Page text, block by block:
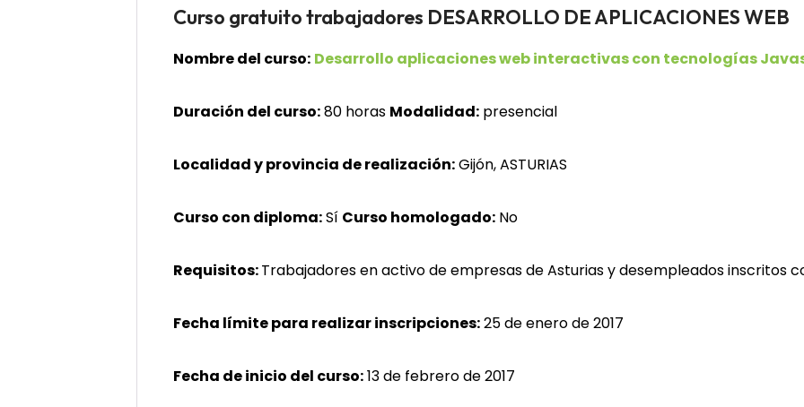
Curso gratuito trabajadores DESARROLLO DE APLICACIONES WEB
Nombre del curso: Desarrollo aplicaciones web interactivas con tecnologías
Duración del curso:80 horas Modalidad: presencial
Localidad y provincia de realización:Gijón, ASTURIAS
Curso con diploma:Sí Curso homologado: No
Requisitos:Trabajadores en activo de empresas de Asturias y desempleados inscritos
Fecha límite para realizar inscripciones:25 de enero de 2017
Fecha de inicio del curso:13 de febrero de 2017